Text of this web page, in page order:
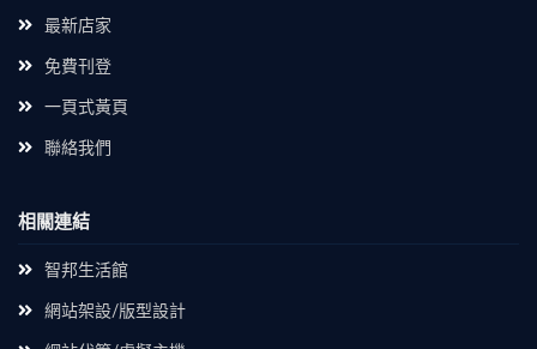
最新店家
免費刊登
一頁式黃頁
聯絡我們
相關連結
智邦生活館
網站架設/版型設計